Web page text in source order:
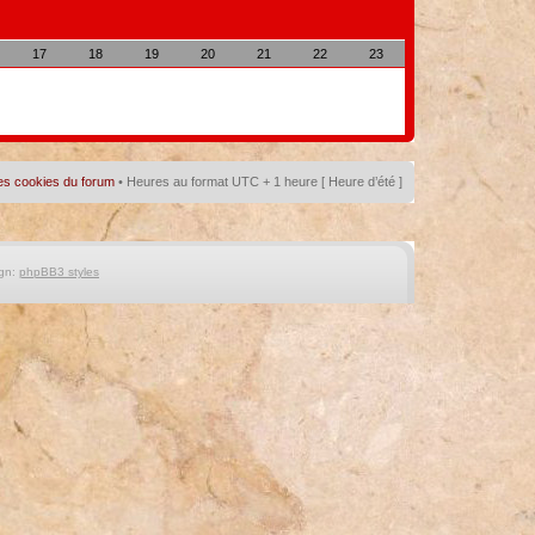
17 18 19 20 21 22 23
cookies du forum • Heures au format UTC + 1 heure [ Heure d’été ]
phpBB3 styles